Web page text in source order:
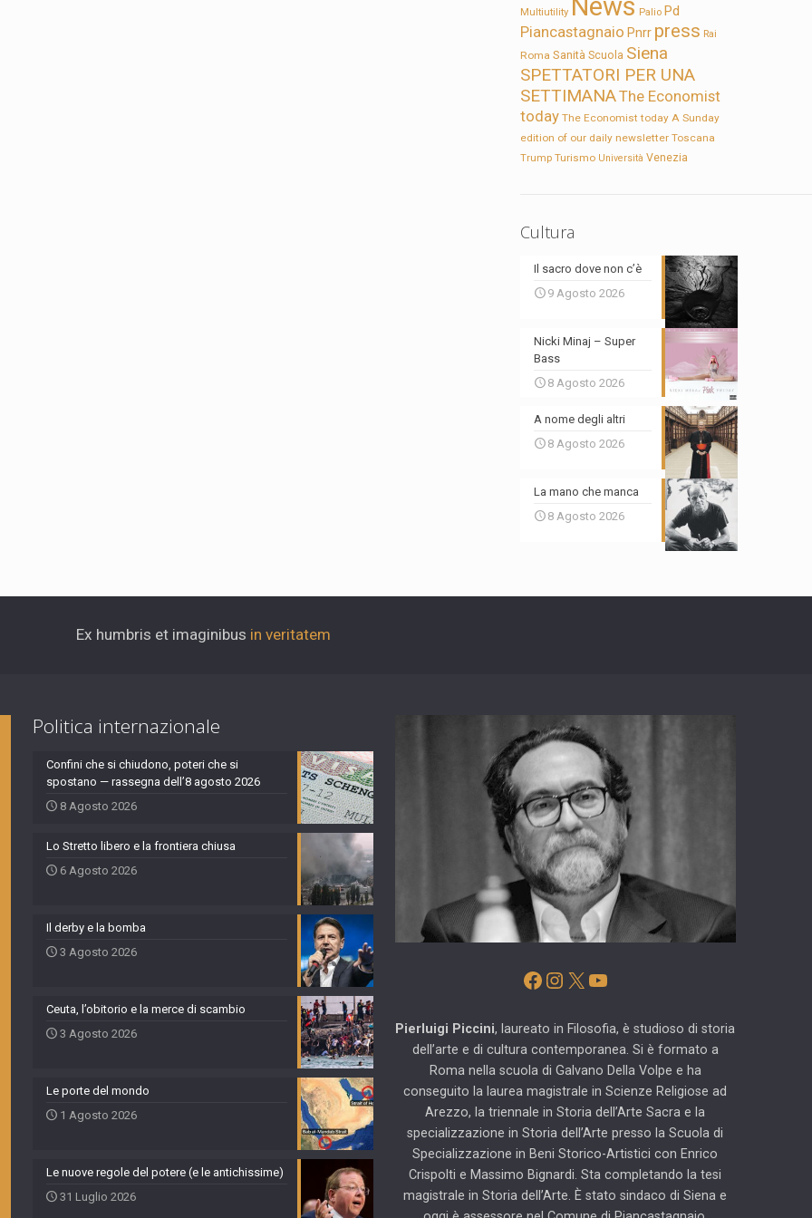
Multiutility News Palio Pd
Piancastagnaio Pnrr press Rai
Roma Sanità Scuola Siena
SPETTATORI PER UNA
SETTIMANAThe Economist
today The Economist today A Sunday
edition of our daily newsletter Toscana
Trump Turismo Università Venezia
Cultura
Il sacro dove non c’è
9 Agosto 2026
Nicki Minaj – Super
Bass
8 Agosto 2026
A nome degli altri
8 Agosto 2026
La mano che manca
8 Agosto 2026
Ex humbris et imaginibus in veritatem
Politica internazionale
Confini che si chiudono, poteri che si
spostano — rassegna dell’8 agosto 2026
8 Agosto 2026
Lo Stretto libero e la frontiera chiusa
6 Agosto 2026
Il derby e la bomba
3 Agosto 2026
Ceuta, l’obitorio e la merce di scambio
3 Agosto 2026
Le porte del mondo
1 Agosto 2026
Le nuove regole del potere (e le antichissime)
31 Luglio 2026
Facebook
Instagram
X YouTube
Pierluigi Piccini, laureato in Filosofia, è studioso di storia
dell’arte e di cultura contemporanea. Si è formato a
Roma nella scuola di Galvano Della Volpe e ha
conseguito la laurea magistrale in Scienze Religiose ad
Arezzo, la triennale in Storia dell’Arte Sacra e la
specializzazione in Storia dell’Arte presso la Scuola di
Specializzazione in Beni Storico-Artistici con Enrico
Crispolti e Massimo Bignardi. Sta completando la tesi
magistrale in Storia dell’Arte. È stato sindaco di Siena e